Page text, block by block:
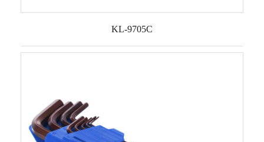
KL-9705C